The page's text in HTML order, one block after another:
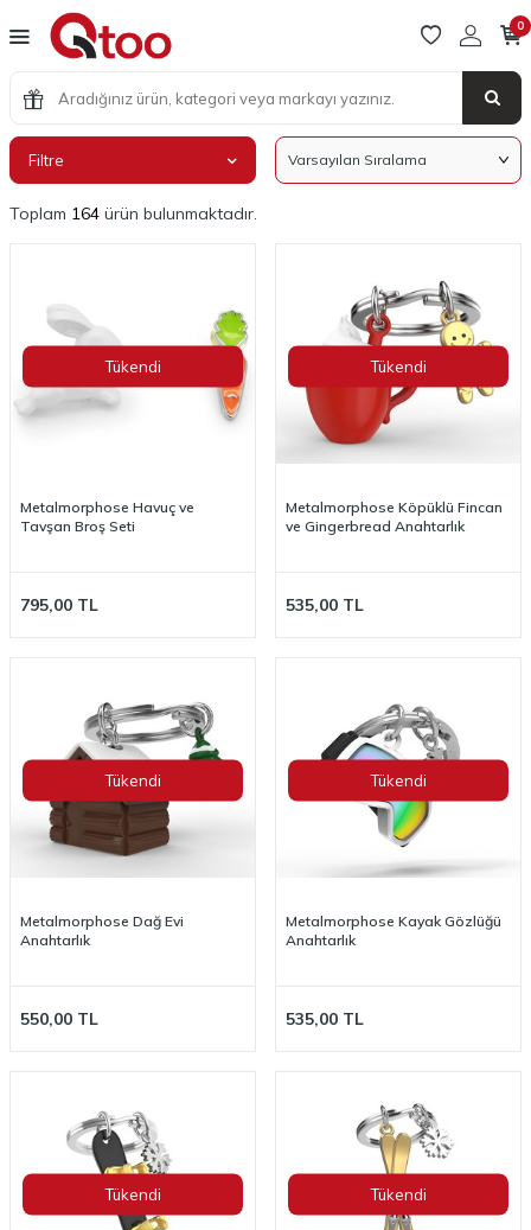
0
Filtre
Toplam 164 ürün bulunmaktadır.
Tükendi
Metalmorphose Havuç ve
Tavşan Broş Seti
795,00 TL
Tükendi
Metalmorphose Köpüklü Fincan
ve Gingerbread Anahtarlık
535,00 TL
Tükendi
Metalmorphose Dağ Evi
Anahtarlık
550,00 TL
Tükendi
Metalmorphose Kayak Gözlüğü
Anahtarlık
535,00 TL
Tükendi Tükendi